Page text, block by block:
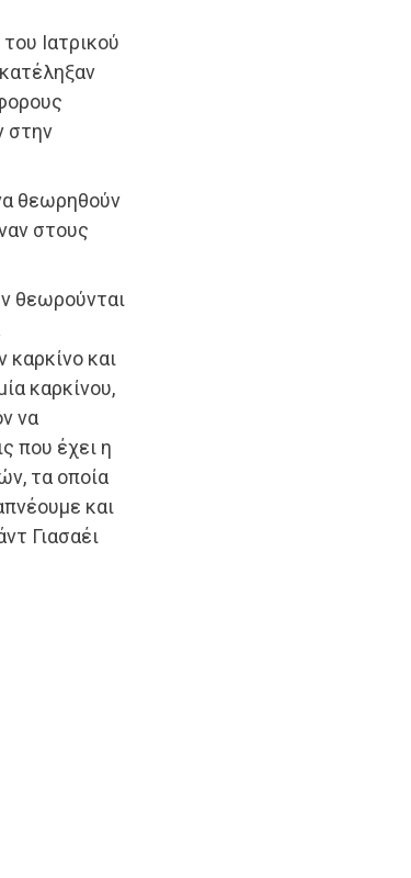
Ιατρικού
στην
θεωρηθούν
στους
θεωρούνται
και
καρκίνου,
να
που έχει η
τα οποία
και
Γιασαέι